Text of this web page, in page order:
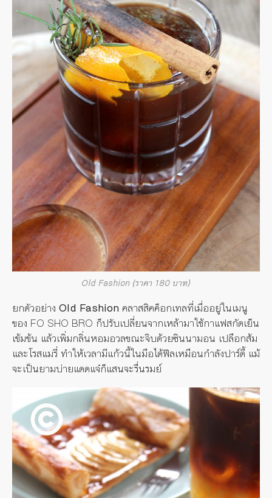
Old Fashion (ราคา 180 บาท)
ยกตัวอย่าง Old Fashion คลาสสิคค็อกเทลที่เมื่ออยู่ในเมนู
ของ FO SHO BRO ก็ปรับเปลี่ยนจากเหล้ามาใช้กาแฟสกัดเย็น
เข้มข้น แล้วเพิ่มกลิ่นหอมอวลขณะจิบด้วยซินนามอน เปลือกส้ม
และโรสแมรี่ ทำให้เวลามีแก้วนี้ในมือได้ฟีลเหมือนกำลังปาร์ตี้ แม้
จะเป็นยามบ่ายแดดแจ๋ก็แสนจะรื่นรมย์